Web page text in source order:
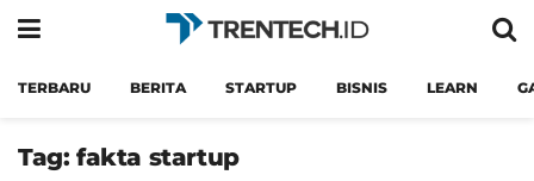
TERBARU BERITA STARTUP BISNIS LEARN
Tag: fakta startup